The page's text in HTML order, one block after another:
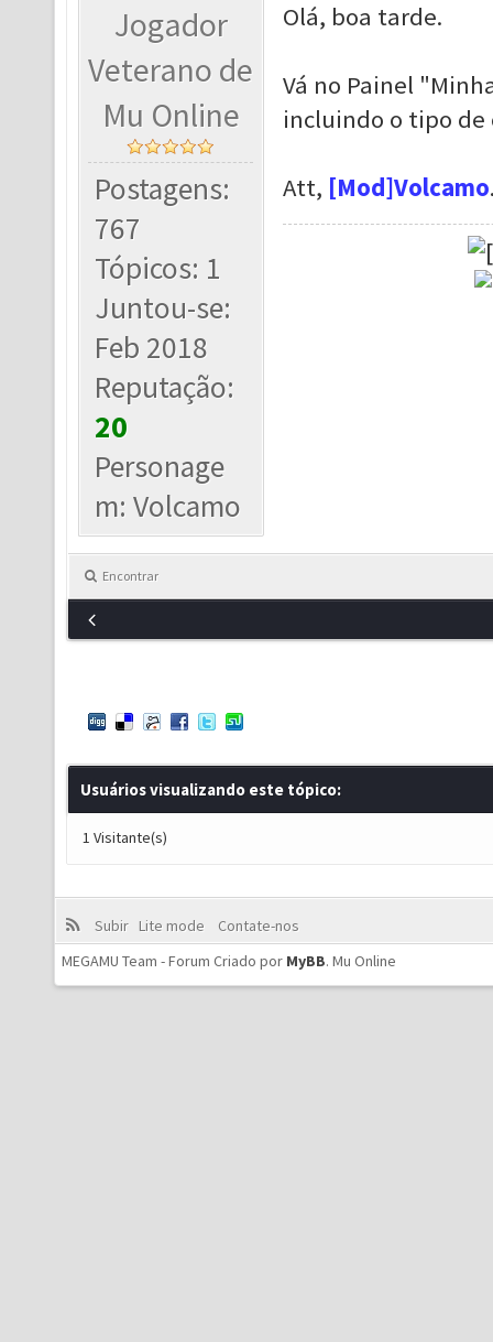
Jogador
Veterano de
Mu Online
Postagens:
767
Tópicos: 1
Juntou-se:
Feb 2018
Reputação:
20
Personage
m: Volcamo
Olá, boa tarde.
Vá no Painel
incluindo o tipo de
Att, [Mod]Volcamo
Encontrar
Usuários visualizando este tópico:
1 Visitante(s)
Subir Lite mode
Contate-nos
MEGAMU Team - Forum Criado por MyBB. Mu Online